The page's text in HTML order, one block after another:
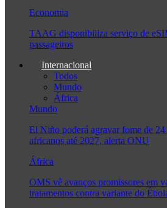
Economia
TAAG disponibiliza serviço de
passageiros
Internacional
Todos
Mundo
África
Mundo
El Niño poderá agravar fome de
africanos até 2027, alerta ONU
África
OMS vê avanços promissores em
tratamentos contra variante do